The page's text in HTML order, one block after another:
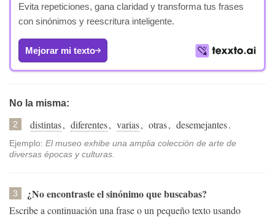
Evita repeticiones, gana claridad y transforma tus frases
con sinónimos y reescritura inteligente.
Mejorar mi texto
No la misma:
2 distintas, diferentes, varias, otras, desemejantes.
Ejemplo: El museo exhibe una amplia colección de arte de
diversas épocas y culturas.
3 ¿No encontraste el sinónimo que buscabas?
Escribe a continuación una frase o un pequeño texto usando